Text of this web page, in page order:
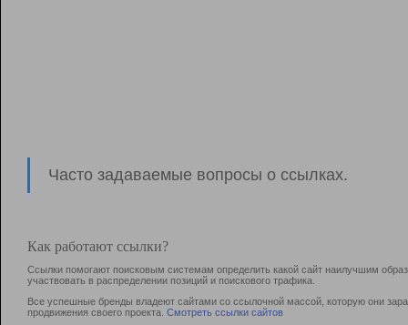
Часто задаваемые вопросы о ссылках.
Как работают ссылки?
Ссылки помогают поисковым системам определить какой сайт наилучшим
участвовать в раcпределении позиций и поискового трафика.
Все успешные бренды владеют сайтами со ссылочной массой, которую они
продвижения своего проекта. Смотреть ссылки сайтов